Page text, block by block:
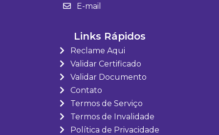
E-mail
Links Rápidos
Reclame Aqui
Validar Certificado
Validar Documento
Contato
Termos de Serviço
Termos de Invalidade
Política de Privacidade